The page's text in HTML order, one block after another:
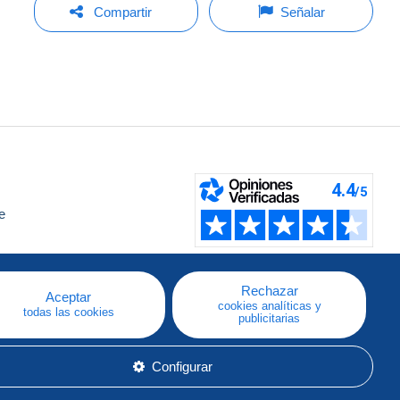
Compartir Señalar
Aceptar
todas las cookies
Rechazar
cookies analíticas y
publicitarias
Configurar